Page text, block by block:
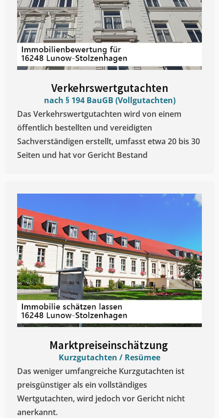
Verkehrswertgutachten
nach § 194 BauGB (Vollgutachten)
Das Verkehrswertgutachten wird von einem
öffentlich bestellten und vereidigten
Sachverständigen erstellt, umfasst etwa 20 bis 30
Seiten und hat vor Gericht Bestand
Marktpreiseinschätzung ​
Kurzgutachten / Resümee
Das weniger umfangreiche Kurzgutachten ist
preisgünstiger als ein vollständiges
Wertgutachten, wird jedoch vor Gericht nicht
anerkannt.